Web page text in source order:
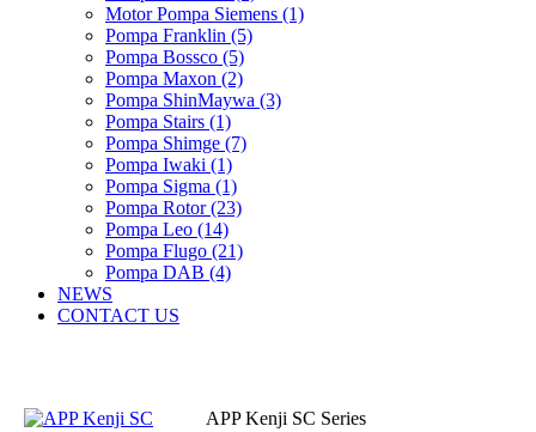
Motor Pompa Siemens (1)
Pompa Franklin (5)
Pompa Bossco (5)
Pompa Maxon (2)
Pompa ShinMaywa (3)
Pompa Stairs (1)
Pompa Shimge (7)
Pompa Iwaki (1)
Pompa Sigma (1)
Pompa Rotor (23)
Pompa Leo (14)
Pompa Flugo (21)
Pompa DAB (4)
NEWS
CONTACT US
APP Kenji SC Series